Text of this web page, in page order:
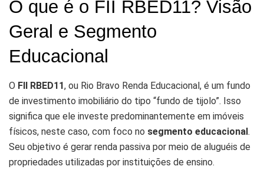
O que é o FII RBED11? Visão
Geral e Segmento
Educacional
O FII RBED11, ou Rio Bravo Renda Educacional, é um fundo
de investimento imobiliário do tipo “fundo de tijolo”. Isso
significa que ele investe predominantemente em imóveis
físicos, neste caso, com foco no segmento educacional.
Seu objetivo é gerar renda passiva por meio de aluguéis de
propriedades utilizadas por instituições de ensino.